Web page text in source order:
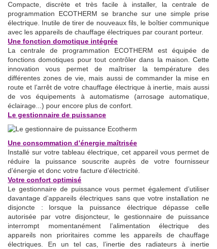
Compacte, discrète et très facile à installer, la centrale de
programmation ECOTHERM se branche sur une simple prise
électrique. Inutile de tirer de nouveaux fils, le boîtier communique
avec les appareils de chauffage électriques par courant porteur.
Une fonction domotique intégrée
La centrale de programmation ECOTHERM est équipée de
fonctions domotiques pour tout contrôler dans la maison. Cette
innovation vous permet de maîtriser la température des
différentes zones de vie, mais aussi de commander la mise en
route et l’arrêt de votre chauffage électrique à inertie, mais aussi
de vos équipements à automatisme (arrosage automatique,
éclairage...) pour encore plus de confort.
Le gestionnaire de puissance
Une consommation d’énergie maîtrisée
Installé sur votre tableau électrique, cet appareil vous permet de
réduire la puissance souscrite auprès de votre fournisseur
d’énergie et donc votre facture d’électricité.
Votre confort optimisé
Le gestionnaire de puissance vous permet également d’utiliser
davantage d’appareils électriques sans que votre installation ne
disjoncte : lorsque la puissance électrique dépasse celle
autorisée par votre disjoncteur, le gestionnaire de puissance
interrompt momentanément l’alimentation électrique des
appareils non prioritaires comme les appareils de chauffage
électriques. En un tel cas, l’inertie des radiateurs à inertie